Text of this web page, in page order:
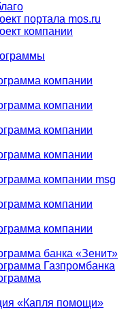
портала mos.ru
компании
компании
компании
компании
компании
компании msg
компании
компании
банка «Зенит»
Газпромбанка
«Капля помощи»